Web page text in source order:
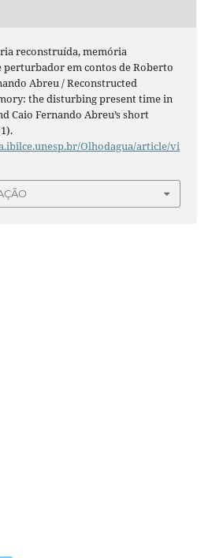
reconstruída, memória
em contos de Roberto
Abreu / Reconstructed
the disturbing present time in
Caio Fernando Abreu’s short
Olhodagua/article/vi